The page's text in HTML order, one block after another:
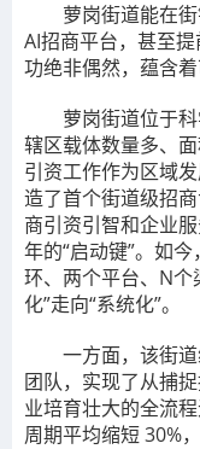
萝岗街道能在街
AI招商平台，甚至
功绝非偶然，蕴含着
萝岗街道位于科
辖区载体数量多、
引资工作作为区域
造了首个街道级招
商引资引智和企业
年的“启动键”。如
环、两个平台、N个
化”走向“系统化”。
一方面，该街道
团队，实现了从捕
业培育壮大的全流
周期平均缩短 30%